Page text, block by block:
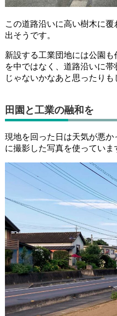
この道路沿いに高い樹木に
出そうです。
新設する工業団地には公園
を中ではなく、道路沿いに
じゃないかなあと思ったりも
田園と工業の融和を
現地を回った日は天気が悪か
に撮影した写真を使っていま